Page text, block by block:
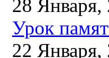
28 Января,
Урок
22 Января,